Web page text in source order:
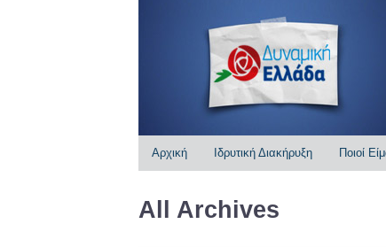
Αρχική Ιδρυτική Διακήρυξη Ποιοί
All Archives